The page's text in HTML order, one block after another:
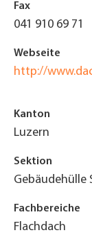
Fax
041 910 69 71
Webseite
http://
Kanton
Luzern
Sektion
Gebäudehülle
Fachbereiche
Flachdach